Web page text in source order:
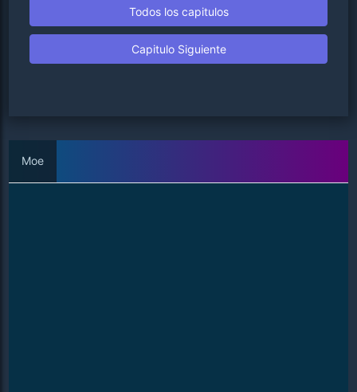
Todos los capitulos
Capitulo Siguiente
Moe